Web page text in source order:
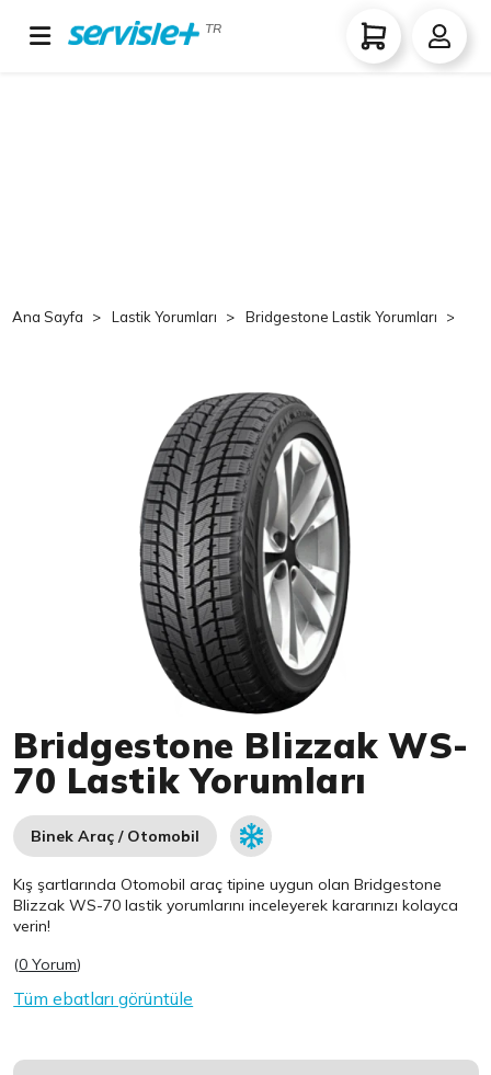
TR
Ana Sayfa Lastik Yorumları Bridgestone Lastik Yorumları
Bridgestone Blizzak WS-
70 Lastik Yorumları
Binek Araç / Otomobil
Kış şartlarında Otomobil araç tipine uygun olanBridgestone
Blizzak WS-70 lastik yorumlarını inceleyerek kararınızı kolayca
verin!
(0 Yorum)
Tüm ebatları görüntüle